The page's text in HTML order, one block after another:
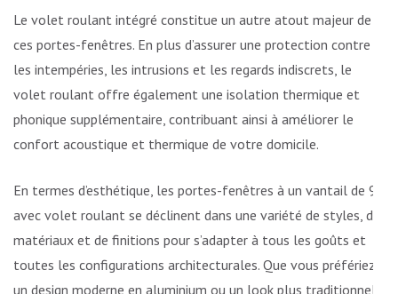
Le volet roulant intégré constitue un autre atout majeur de
ces portes-fenêtres. En plus d’assurer une protection contre
les intempéries, les intrusions et les regards indiscrets, le
volet roulant offre également une isolation thermique et
phonique supplémentaire, contribuant ainsi à améliorer le
confort acoustique et thermique de votre domicile.
En termes d’esthétique, les portes-fenêtres à un vantail de 90
avec volet roulant se déclinent dans une variété de styles, de
matériaux et de finitions pour s’adapter à tous les goûts et
toutes les configurations architecturales. Que vous préfériez
un design moderne en aluminium ou un look plus traditionnel